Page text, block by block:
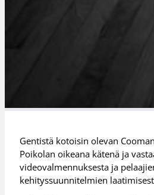
Gentistä kotoisin olevan
Poikolan oikeana kätenä ja
videovalmennuksesta ja
kehityssuunnitelmien